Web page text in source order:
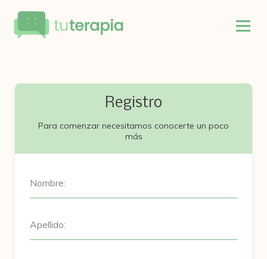
Registro
Para comenzar necesitamos conocerte un poco
más
Nombre:
Apellido: